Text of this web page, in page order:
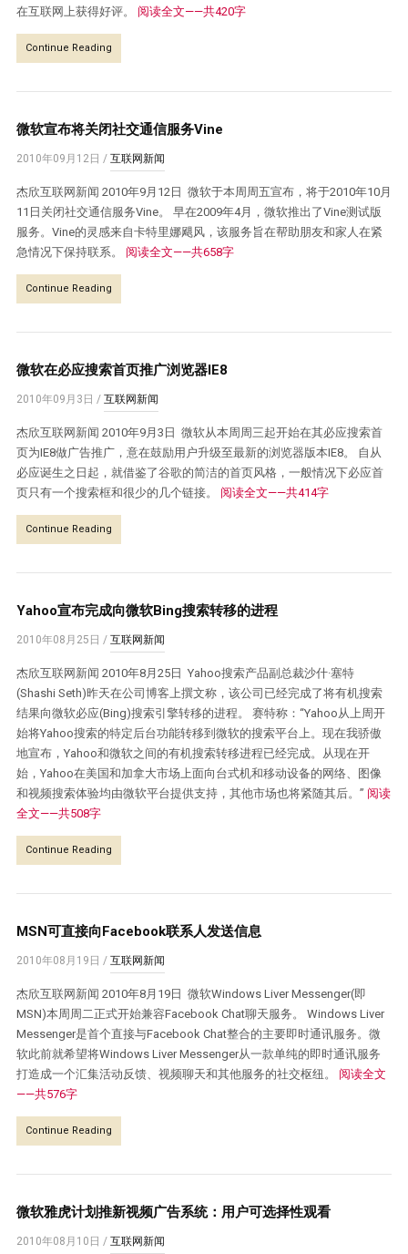
在互联网上获得好评。 阅读全文——共420字
Continue Reading
微软宣布将关闭社交通信服务Vine
2010年09月12日 / 互联网新闻
杰欣互联网新闻 2010年9月12日 微软于本周周五宣布，将于2010年10月
11日关闭社交通信服务Vine。 早在2009年4月，微软推出了Vine测试版
服务。Vine的灵感来自卡特里娜飓风，该服务旨在帮助朋友和家人在紧
急情况下保持联系。 阅读全文——共658字
Continue Reading
微软在必应搜索首页推广浏览器IE8
2010年09月3日 / 互联网新闻
杰欣互联网新闻 2010年9月3日 微软从本周周三起开始在其必应搜索首
页为IE8做广告推广，意在鼓励用户升级至最新的浏览器版本IE8。 自从
必应诞生之日起，就借鉴了谷歌的简洁的首页风格，一般情况下必应首
页只有一个搜索框和很少的几个链接。 阅读全文——共414字
Continue Reading
Yahoo宣布完成向微软Bing搜索转移的进程
2010年08月25日 / 互联网新闻
杰欣互联网新闻 2010年8月25日 Yahoo搜索产品副总裁沙什·塞特
(Shashi Seth)昨天在公司博客上撰文称，该公司已经完成了将有机搜索
结果向微软必应(Bing)搜索引擎转移的进程。 赛特称：“Yahoo从上周开
始将Yahoo搜索的特定后台功能转移到微软的搜索平台上。现在我骄傲
地宣布，Yahoo和微软之间的有机搜索转移进程已经完成。从现在开
始，Yahoo在美国和加拿大市场上面向台式机和移动设备的网络、图像
和视频搜索体验均由微软平台提供支持，其他市场也将紧随其后。” 阅读
全文——共508字
Continue Reading
MSN可直接向Facebook联系人发送信息
2010年08月19日 / 互联网新闻
杰欣互联网新闻 2010年8月19日 微软Windows Liver Messenger(即
MSN)本周周二正式开始兼容Facebook Chat聊天服务。 Windows Liver
Messenger是首个直接与Facebook Chat整合的主要即时通讯服务。微
软此前就希望将Windows Liver Messenger从一款单纯的即时通讯服务
打造成一个汇集活动反馈、视频聊天和其他服务的社交枢纽。 阅读全文
——共576字
Continue Reading
微软雅虎计划推新视频广告系统：用户可选择性观看
2010年08月10日 / 互联网新闻